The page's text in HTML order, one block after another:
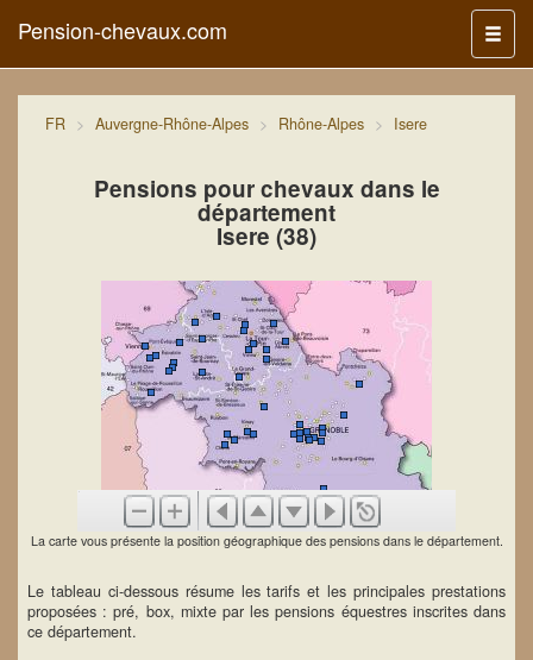
Menu
Pension-chevaux.com
FR Auvergne-Rhône-Alpes Rhône-Alpes Isere
Pensions pour chevaux dans le
département
Isere (38)
La carte vous présente la position géographique des pensions dans le département.
Le tableau ci-dessous résume les tarifs et les principales prestations
proposées : pré, box, mixte par les pensions équestres inscrites dans
ce département.